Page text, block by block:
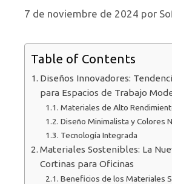
7 de noviembre de 2024 por
Table of Contents
Diseños Innovadores:
para Espacios de Trabajo
Materiales de Alto
Diseño Minimalista y Colores
Tecnología Integrada
Materiales Sostenibles: La
Cortinas para Oficinas
Beneficios de los Materiales